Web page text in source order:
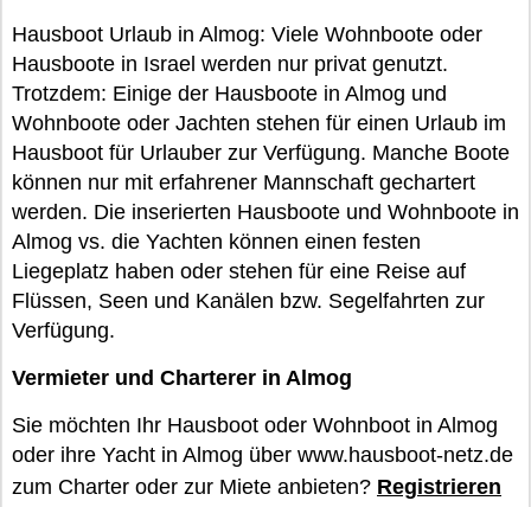
Hausboot Urlaub in Almog: Viele Wohnboote oder
Hausboote in Israel werden nur privat genutzt.
Trotzdem: Einige der Hausboote in Almog und
Wohnboote oder Jachten stehen für einen Urlaub im
Hausboot für Urlauber zur Verfügung. Manche Boote
können nur mit erfahrener Mannschaft gechartert
werden. Die inserierten Hausboote und Wohnboote in
Almog vs. die Yachten können einen festen
Liegeplatz haben oder stehen für eine Reise auf
Flüssen, Seen und Kanälen bzw. Segelfahrten zur
Verfügung.
Vermieter und Charterer in Almog
Sie möchten Ihr Hausboot oder Wohnboot in Almog
oder ihre Yacht in Almog über www.hausboot-netz.de
zum Charter oder zur Miete anbieten? Registrieren